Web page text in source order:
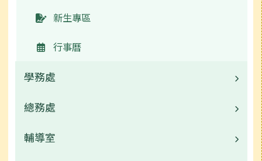
新生專區
行事曆
學務處
業務職掌
校園公告
總務處
業務職掌
輔導室